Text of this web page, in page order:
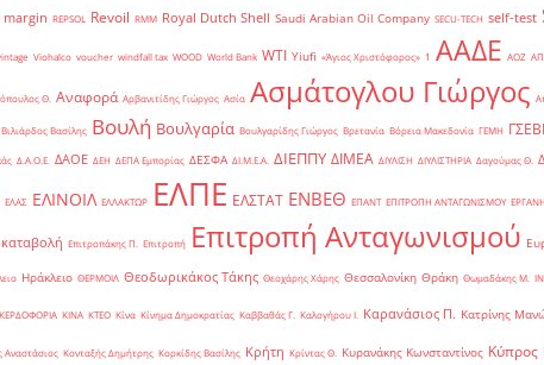
margin REPSOL Revoil RMM Royal Dutch Shell Saudi Arabian Oil Company SECU-TECH self-test
Viohalco voucher windfall tax WOOD World Bank WTI Yiufi «Άγιος Χριστόφορος» ΄1 ΑΑΔΕ ΑΟΖ
Θ. Αναφορά Αρβανιτίδης Γιώργος Ασία Ασμάτογλου Γιώργος
Βιλιάρδος Βασίλης Βουλή Βουλγαρία Βουλγαρίδης Γιώργος Βρετανία Βόρεια Μακεδονία ΓΕΜΗ
Δ.Α.Ο.Ε. ΔΑΟΕ ΔΕΗ ΔΕΠΑ Εμπορίας ΔΕΣΦΑ ΔΙ.Μ.Ε.Α. ΔΙΕΠΠΥ ΔΙΜΕΑ ΔΙΥΛΙΣΗ ΔΙΥΛΙΣΤΗΡΙΑ Δαγούμας Θ.
ΕΛΑΣ ΕΛΙΝΟΙΛ ΕΛΛΑΚΤΩΡ ΕΛΠΕ ΕΛΣΤΑΤ ΕΝΒΕΘ ΕΠΑΝΤ ΕΠΙΤΡΟΠΗ ΑΝΤΑΓΩΝΙΣΜΟΥ ΕΡΓΑΝΗ
Επιτροπάκης Π. Επιτροπή Επιτροπή Ανταγωνισμού
Ηράκλειο ΘΕΡΜΟΙΛ Θεοδωρικάκος Τάκης Θεοχάρης Χάρης Θεσσαλονίκη Θράκη Θωμαδάκης Μ.
ΚΕΡΔΟΦΟΡΙΑ ΚΙΝΑ ΚΤΕΟ Κίνα Κίνημα Δημοκρατίας Καββαθάς Γ. Καλογήρου Ι. Καρανάσιος Π. Κατρίνης
Αναστάσιος Κονταξής Δημήτρης Κορκίδης Βασίλης Κρήτη Κρίντας Θ. Κυρανάκης Κωνσταντίνος Κύπρος